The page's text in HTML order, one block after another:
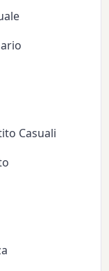
Casuali